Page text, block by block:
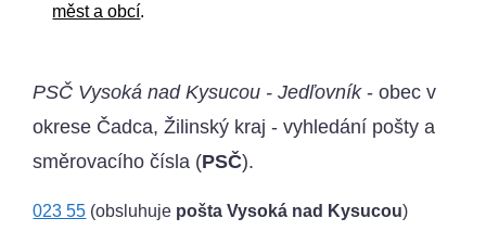
měst a obcí.
PSČ Vysoká nad Kysucou - Jedľovník- obec v
okrese Čadca, Žilinský kraj - vyhledání pošty a
směrovacího čísla (PSČ).
023 55 (obsluhuje pošta Vysoká nad Kysucou)